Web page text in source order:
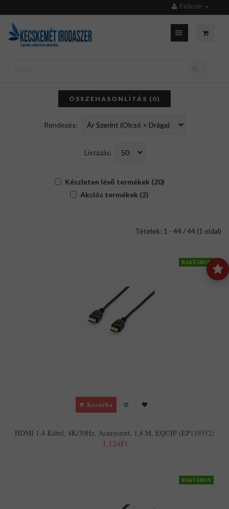
Fiókom
ÖSSZEHASONLÍTÁS (0)
Rendezés:
Listázás:
Készleten lévő termékek (20)
Akciós termékek (2)
Tételek: 1 - 44 / 44 (1 oldal)
RAKTÁRON
Kosárba
HDMI 1.4 Kábel, 4K/30Hz, Aranyozott, 1,8 M, EQUIP (EP119352)
1,124Ft
RAKTÁRON